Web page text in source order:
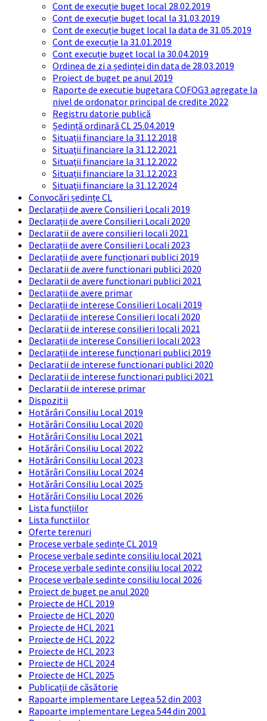
Cont de execuție buget local 28.02.2019
Cont de execuție buget local la 31.03.2019
Cont de execuție buget local la data de 31.05.2019
Cont de execuție la 31.01.2019
Cont execuție buget local la 30.04.2019
Ordinea de zi a ședinței din data de 28.03.2019
Proiect de buget pe anul 2019
Raporte de executie bugetara COFOG3 agregate la
nivel de ordonator principal de credite 2022
Registru datorie publică
Ședință ordinară CL 25.04.2019
Situații financiare la 31.12.2018
Situaţii financiare la 31.12.2021
Situaţii financiare la 31.12.2022
Situații financiare la 31.12.2023
Situaţii financiare la 31.12.2024
Convocări ședințe CL
Declarații de avere Consilieri Locali 2019
Declarații de avere Consilieri Locali 2020
Declaratii de avere consilieri locali 2021
Declarații de avere Consilieri Locali 2023
Declarații de avere funcționari publici 2019
Declaratii de avere functionari publici 2020
Declaratii de avere functionari publici 2021
Declarații de avere primar
Declarații de interese Consilieri Locali 2019
Declarații de interese Consilieri locali 2020
Declaratii de interese consilieri locali 2021
Declarații de interese Consilieri locali 2023
Declarații de interese funcționari publici 2019
Declaratii de interese functionari publici 2020
Declaratii de interese functionari publici 2021
Declaratii de interese primar
Dispozitii
Hotărâri Consiliu Local 2019
Hotărâri Consiliu Local 2020
Hotărâri Consiliu Local 2021
Hotărâri Consiliu Local 2022
Hotărâri Consiliu Local 2023
Hotărâri Consiliu Local 2024
Hotărâri Consiliu Local 2025
Hotărâri Consiliu Local 2026
Lista funcțiilor
Lista functiilor
Oferte terenuri
Procese verbale ședințe CL 2019
Procese verbale sedinte consiliu local 2021
Procese verbale sedinte consiliu local 2022
Procese verbale sedinte consiliu local 2026
Proiect de buget pe anul 2020
Proiecte de HCL 2019
Proiecte de HCL 2020
Proiecte de HCL 2021
Proiecte de HCL 2022
Proiecte de HCL 2023
Proiecte de HCL 2024
Proiecte de HCL 2025
Publicații de căsătorie
Rapoarte implementare Legea 52 din 2003
Rapoarte implementare Legea 544 din 2001